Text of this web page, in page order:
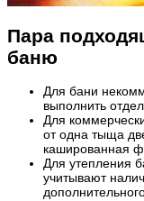
Пара
баню
Для бани
выполнить
Для
от одна тыща
кашированная
Для утепления
учитывают